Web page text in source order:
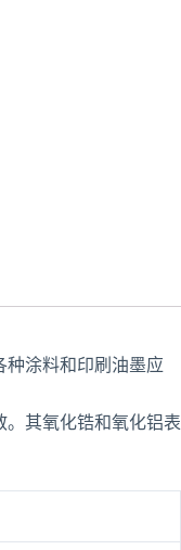
涂料和印刷油墨应
其氧化锆和氧化铝表